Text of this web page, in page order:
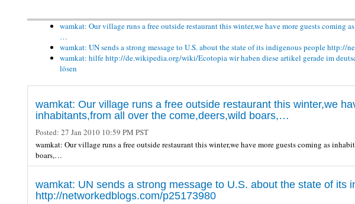
wamkat: Our village runs a free outside restaurant this winter,we have more guests coming
…
wamkat: UN sends a strong message to U.S. about the state of its indigenous people http://
wamkat: hilfe http://de.wikipedia.org/wiki/Ecotopia wir haben diese artikel gerade im
lösen
wamkat: Our village runs a free outside restaurant this winter,we
inhabitants,from all over the come,deers,wild boars,…
Posted: 27 Jan 2010 10:59 PM PST
wamkat: Our village runs a free outside restaurant this winter,we have more guests coming as
boars,…
wamkat: UN sends a strong message to U.S. about the state of its
http://networkedblogs.com/p25173980